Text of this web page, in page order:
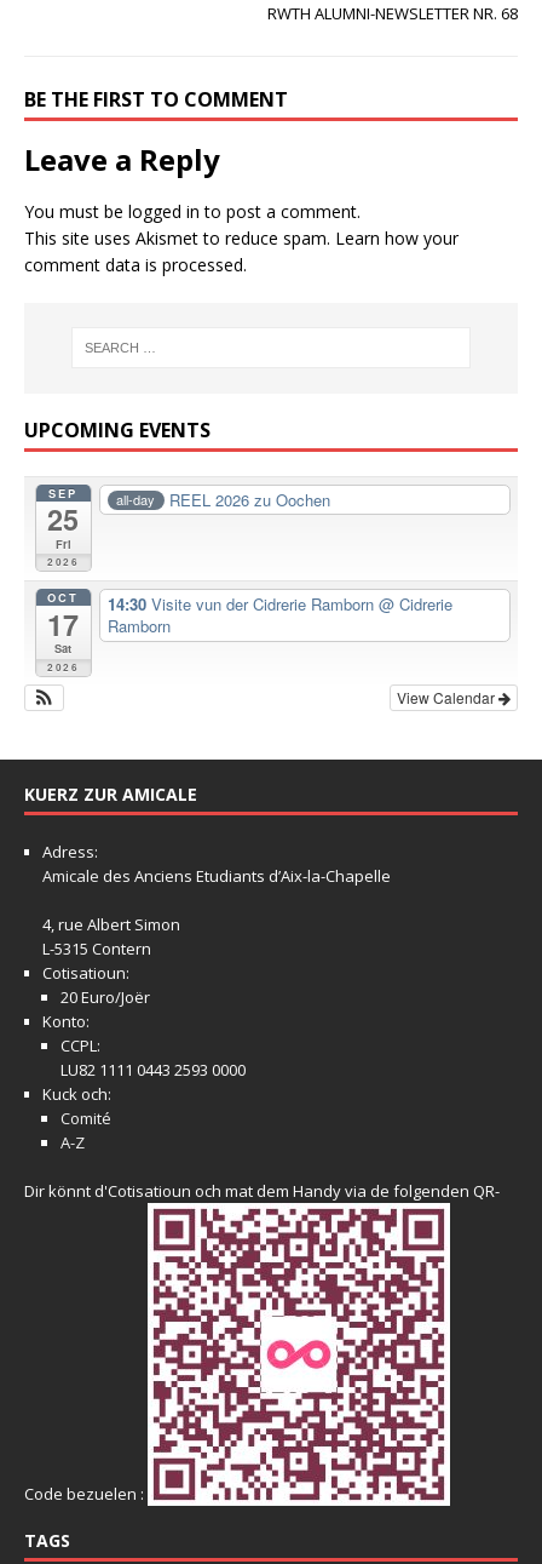
RWTH ALUMNI-NEWSLETTER NR. 68
BE THE FIRST TO COMMENT
Leave a Reply
You must be logged in to post a comment.
This site uses Akismet to reduce spam. Learn how your
comment data is processed.
UPCOMING EVENTS
SEP
25
Fri
2026
all-day REEL 2026 zu Oochen
OCT
17
Sat
2026
14:30 Visite vun der Cidrerie Ramborn @ Cidrerie
Ramborn
View Calendar
KUERZ ZUR AMICALE
Adress:
Amicale des Anciens Etudiants d’Aix-la-Chapelle
4, rue Albert Simon
L-5315 Contern
Cotisatioun:
20 Euro/Joër
Konto:
CCPL:
LU82 1111 0443 2593 0000
Kuck och:
Comité
A-Z
Dir könnt d'Cotisatioun och mat dem Handy via de folgenden QR-
Code bezuelen :
TAGS